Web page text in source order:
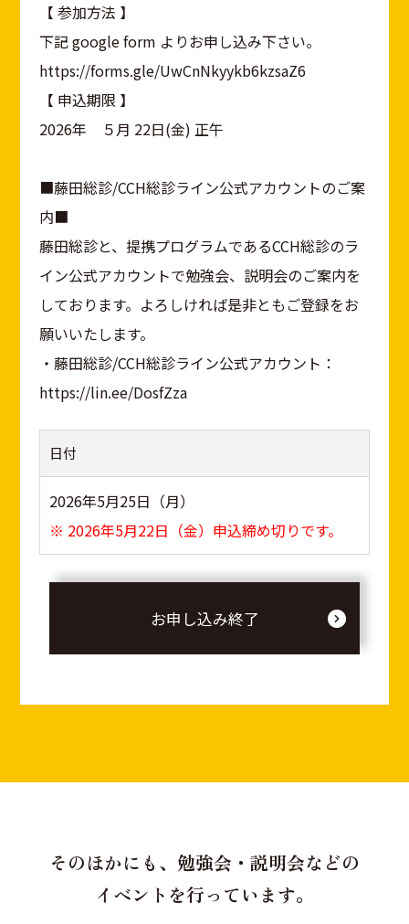
【 参加方法 】
下記 google form よりお申し込み下さい。
https://forms.gle/UwCnNkyykb6kzsaZ6
【 申込期限 】
2026年 ５月 22日(金) 正午
■藤田総診/CCH総診ライン公式アカウントのご案
内■
藤田総診と、提携プログラムであるCCH総診のラ
イン公式アカウントで勉強会、説明会のご案内を
しております。よろしければ是非ともご登録をお
願いいたします。
・藤田総診/CCH総診ライン公式アカウント：
https://lin.ee/DosfZza
日付
2026年5月25日（月）
※ 2026年5月22日（金）申込締め切りです。
お申し込み終了
そのほかにも、勉強会・説明会などの
イベントを行っています。